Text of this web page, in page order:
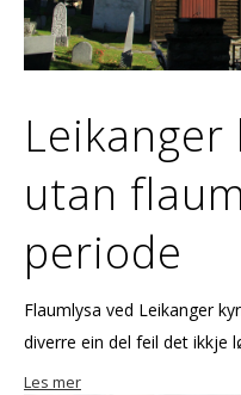
utan
periode
Flaumlysa ved Leikanger
diverre ein del feil det ikkje
Les mer